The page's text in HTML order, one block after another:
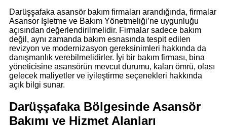
Darüşşafaka asansör bakım firmaları arandığında, firmalar
Asansor Işletme ve Bakım Yönetmeliği’ne uygunluğu
açısından değerlendirilmelidir. Firmalar sadece bakım
değil, aynı zamanda bakım esnasında tespit edilen
revizyon ve modernizasyon gereksinimleri hakkında da
danışmanlık verebilmelidirler. İyi bir bakım firması, bina
yöneticisine asansörün mevcut durumu, kalan ömrü, olası
gelecek maliyetler ve iyileştirme seçenekleri hakkında
açık bilgi sunar.
Darüşşafaka Bölgesinde Asansör
Bakımı ve Hizmet Alanları